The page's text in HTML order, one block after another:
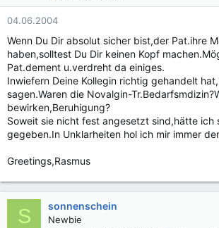
04.06.2004
Wenn Du Dir absolut sicher bist,der Pat.ihre
haben,solltest Du Dir keinen Kopf
Pat.dement u.verdreht da einiges.
Inwiefern Deine Kollegin richtig gehandelt
sagen.Waren die Novalgin-
bewirken,Beruhigung?
Soweit sie nicht fest angesetzt sind,hätte ich
gegeben.In Unklarheiten hol ich mir immer
Greetings,Rasmus
S sonnenschein
Newbie